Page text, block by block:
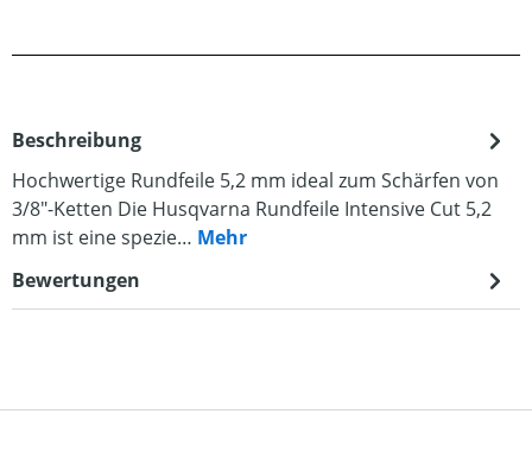
Beschreibung
Hochwertige Rundfeile 5,2 mm ideal zum Schärfen von
3/8″-Ketten Die Husqvarna Rundfeile Intensive Cut 5,2
mm ist eine spezie… Mehr
Bewertungen